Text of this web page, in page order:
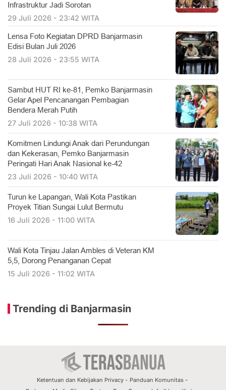
Infrastruktur Jadi Sorotan
29 Juli 2026 - 23:42 WITA
Lensa Foto Kegiatan DPRD Banjarmasin
Edisi Bulan Juli 2026
28 Juli 2026 - 23:55 WITA
Sambut HUT RI ke-81, Pemko Banjarmasin
Gelar Apel Pencanangan Pembagian
Bendera Merah Putih
27 Juli 2026 - 10:38 WITA
Komitmen Lindungi Anak dari Perundungan
dan Kekerasan, Pemko Banjarmasin
Peringati Hari Anak Nasional ke-42
23 Juli 2026 - 10:40 WITA
Turun ke Lapangan, Wali Kota Pastikan
Proyek Titian Sungai Lulut Bermutu
16 Juli 2026 - 11:00 WITA
​Wali Kota Tinjau Jalan Ambles di Veteran KM
5,5, Dorong Penanganan Cepat
15 Juli 2026 - 11:02 WITA
Trending di Banjarmasin
Ketentuan dan Kebijakan Privacy
Panduan Komunitas